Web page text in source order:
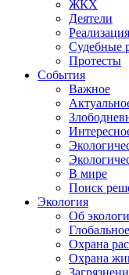
ЖКХ
Деятели
Судебные
Протесты
События
Важное
В мире
Поиск
Экология
Об
Охрана
Охрана